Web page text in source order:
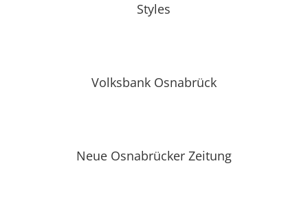
Styles
Volksbank Osnabrück
Neue Osnabrücker Zeitung